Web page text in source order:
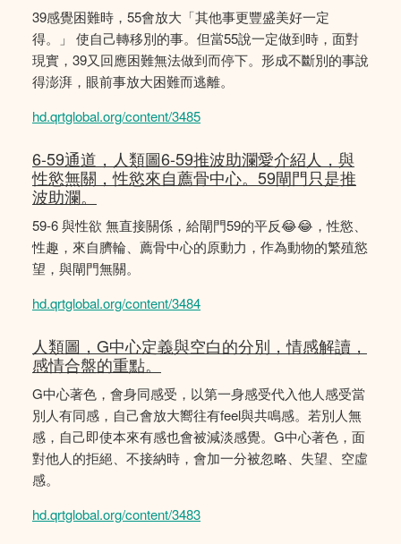
39感覺困難時，55會放大「其他事更豐盛美好一定
得。」 使自己轉移別的事。但當55說一定做到時，面對
現實，39又回應困難無法做到而停下。形成不斷別的事說
得澎湃，眼前事放大困難而逃離。
hd.qrtglobal.org/content/3485
6-59通道，人類圖6-59推波助瀾愛介紹人，與
性慾無關，性慾來自薦骨中心。59閘門只是推
波助瀾。
59-6 與性欲 無直接關係，給閘門59的平反😂😂，性慾、
性趣，來自臍輪、薦骨中心的原動力，作為動物的繁殖慾
望，與閘門無關。
hd.qrtglobal.org/content/3484
人類圖，G中心定義與空白的分別，情感解讀，
感情合盤的重點。
G中心著色，會身同感受，以第一身感受代入他人感受當
別人有同感，自己會放大嚮往有feel與共鳴感。若別人無
感，自己即使本來有感也會被減淡感覺。G中心著色，面
對他人的拒絕、不接納時，會加一分被忽略、失望、空虛
感。
hd.qrtglobal.org/content/3483